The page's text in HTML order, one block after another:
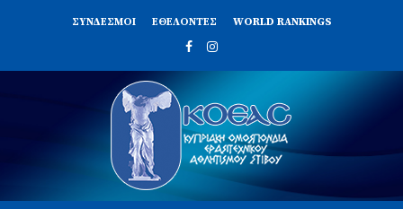
ΣΥΝΔΈΣΜΟΙ ΕΘΕΛΟΝΤΈΣ WORLD RANKINGS